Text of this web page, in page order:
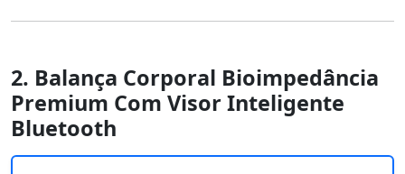
2. Balança Corporal Bioimpedância
Premium Com Visor Inteligente
Bluetooth